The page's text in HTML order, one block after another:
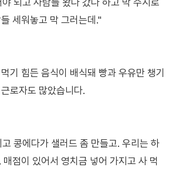
세워놓고 막 그러는데."
기 힘든 음식이 배식돼 빵과 우유만 챙기
로자도 많았습니다.
콩에다가 샐러드 좀 만들고. 우리는 하
점이 있어서 영치금 넣어 가지고 사 먹